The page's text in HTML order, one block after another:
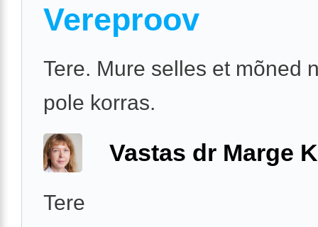
Vereproov
Tere. Mure selles et mõned
pole korras.
Vastas dr Marge
Tere